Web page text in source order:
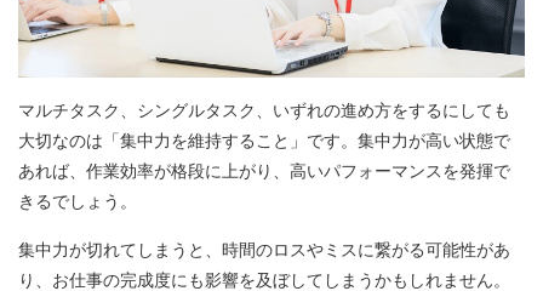
マルチタスク、シングルタスク、いずれの進め方をするにしても
大切なのは「集中力を維持すること」です。集中力が高い状態で
あれば、作業効率が格段に上がり、高いパフォーマンスを発揮で
きるでしょう。
集中力が切れてしまうと、時間のロスやミスに繋がる可能性があ
り、お仕事の完成度にも影響を及ぼしてしまうかもしれません。